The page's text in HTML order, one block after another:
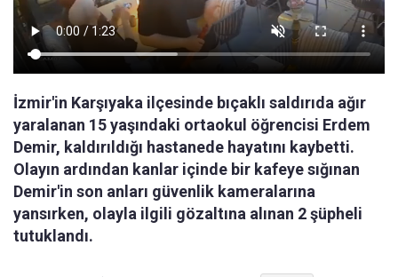
İzmir'in Karşıyaka ilçesinde bıçaklı saldırıda ağır
yaralanan 15 yaşındaki ortaokul öğrencisi Erdem
Demir, kaldırıldığı hastanede hayatını kaybetti.
Olayın ardından kanlar içinde bir kafeye sığınan
Demir'in son anları güvenlik kameralarına
yansırken, olayla ilgili gözaltına alınan 2 şüpheli
tutuklandı.